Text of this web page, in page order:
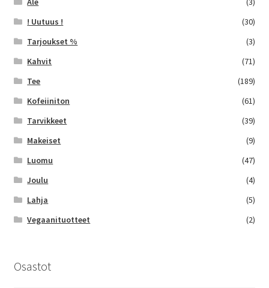
! Uutuus !
(30)
Tarjoukset %
(3)
Kahvit
(71)
Tee
(189)
Kofeiiniton
(61)
Tarvikkeet
(39)
Makeiset
(9)
Luomu
(47)
Joulu
(4)
Lahja
(5)
Vegaanituotteet
(2)
Osastot